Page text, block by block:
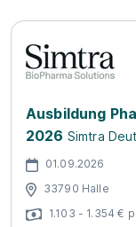
Ausbildung
2026 Simtra
01.09.2026
33790 Halle
1.103 - 1.354 €